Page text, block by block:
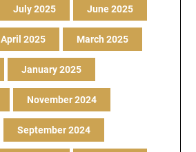
July 2025 June 2025
April 2025 March 2025
January 2025
November 2024
September 2024